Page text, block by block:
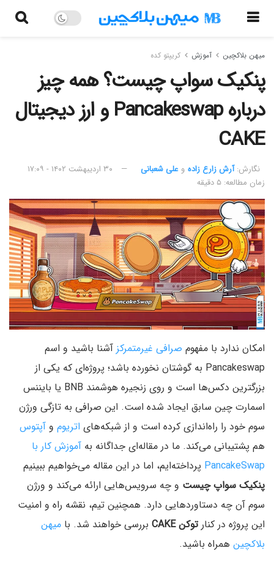
میهن بلاکچین آموزش کریپتو کده
پنکیک سواپ چیست؟ همه چیز
درباره Pancakeswap و ارز دیجیتال
CAKE
نگارش:‌ آرش زارع زاده و علی شعبانی
۳۰ اردیبهشت ۱۴۰۲ - ۱۷:۰۹
زمان مطالعه: ۵ دقیقه
امکان ندارد با مفهوم صرافی غیرمتمرکز آشنا باشید و اسم
Pancakeswap به گوشتان نخورده باشد؛ پروژه‌ای که یکی از
بزرگترین دکس‌ها است و روی زنجیره هوشمند BNB یا بایننس
اسمارت چین سابق ایجاد شده است. این صرافی به تازگی ورژن
سوم خود را راه‌اندازی کرده است و از شبکه‌های اتریوم و آپتوس
هم پشتیبانی می‌‌کند. ما در مقاله‌ای جداگانه به آموزش کار با
PancakeSwap پرداخته‌ایم، اما در این مقاله می‌خواهیم ببینیم
پنکیک سواپ چیست و چه سرویس‌هایی ارائه می‌کند و ورژن
سوم آن چه دستاوردهایی دارد. همچنین تیم،‌ نقشه راه و امنیت
این پروژه در کنارتوکن CAKE بررسی خواهند شد. با میهن
بلاکچین همراه باشید.